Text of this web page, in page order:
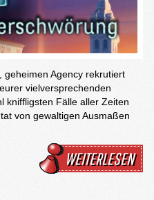
geheimen Agency rekrutiert
vielversprechenden
kniffligsten Fälle aller Zeiten
von gewaltigen Ausmaßen
WEITERLESEN